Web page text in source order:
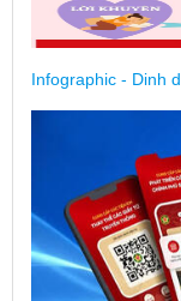
Infographic - Dinh